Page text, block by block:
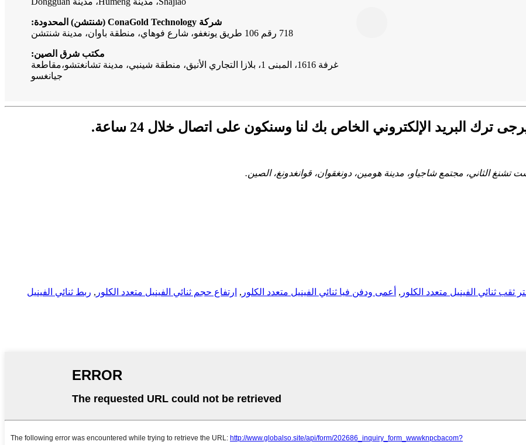
شركة ConaGold Technology (شنتشن) المحدودة:
718 رقم 106 طريق يونغفو، شارع فوهاي، منطقة باوان، مدينة شنتشن
مكتب شرق الصين:
غرفة 1616، المبنى 1، بلازا التجاري الأنيق، منطقة شينبي، مدينة تشانغتشو،
مقاطعة
جيانغسو
ترك البريد الإلكتروني الخاص بك لنا وسنكون على اتصال خلال 24 ساعة.
تشنغ الثاني، مجتمع شاجياو، مدينة هومين، دونغقوان، قوانغدونغ، الصين.
, أعمى ودفن فيا ثنائي الفينيل متعدد الكلور , ارتفاع حجم ثنائي الفينيل متعدد الكلور , ربط ثنائي الفينيل